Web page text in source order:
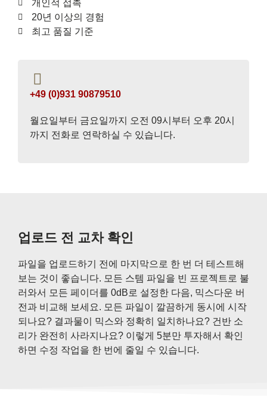
개인적 접촉
20년 이상의 경험
최고 품질 기준
+49 (0)931 90879510
월요일부터 금요일까지 오전 09시부터 오후 20시
까지 전화로 연락하실 수 있습니다.
업로드 전 교차 확인
파일을 업로드하기 전에 마지막으로 한 번 더 테스트해
보는 것이 좋습니다. 모든 스템 파일을 빈 프로젝트로 불
러와서 모든 페이더를 0dB로 설정한 다음, 믹스다운 버
전과 비교해 보세요. 모든 파일이 깔끔하게 동시에 시작
되나요? 결과물이 믹스와 정확히 일치하나요? 건반 소
리가 완전히 사라지나요? 이렇게 5분만 투자해서 확인
하면 수정 작업을 한 번에 줄일 수 있습니다.